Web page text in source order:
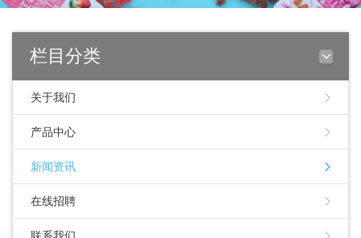
栏目分类
关于我们
产品中心
新闻资讯
在线招聘